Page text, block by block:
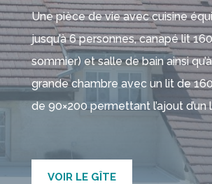
Une pièce de vie avec cuisine
jusqu’à 6 personnes, canapé lit
sommier) et salle de bain ainsi qu’à
grande chambre avec un lit de
de 90×200 permettant l’ajout d’un
VOIR LE GÎTE